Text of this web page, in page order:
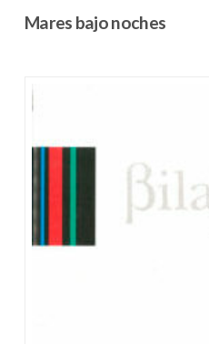
Mares bajo noches